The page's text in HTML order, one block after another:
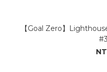
【Goal Zero】